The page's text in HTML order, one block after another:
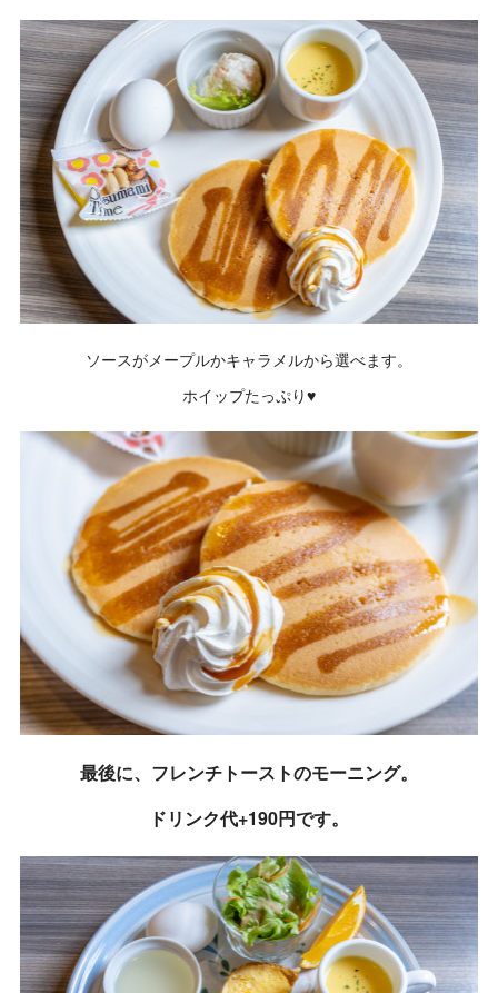
ソースがメープルかキャラメルから選べます。
ホイップたっぷり♥
最後に、フレンチトーストのモーニング。
ドリンク代+190円です。